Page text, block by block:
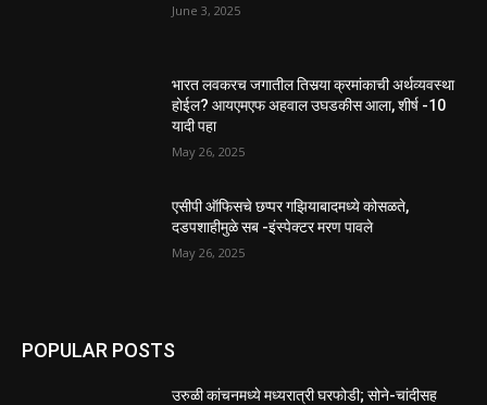
June 3, 2025
भारत लवकरच जगातील तिसर्‍या क्रमांकाची अर्थव्यवस्था
होईल? आयएमएफ अहवाल उघडकीस आला, शीर्ष -10
यादी पहा
May 26, 2025
एसीपी ऑफिसचे छप्पर गझियाबादमध्ये कोसळते,
दडपशाहीमुळे सब -इंस्पेक्टर मरण पावले
May 26, 2025
POPULAR POSTS
उरुळी कांचनमध्ये मध्यरात्री घरफोडी; सोने-चांदीसह